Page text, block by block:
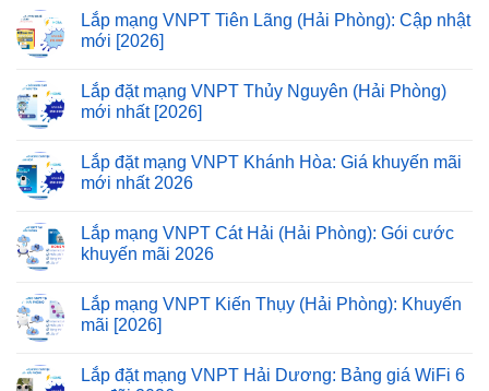
Lắp mạng VNPT Tiên Lãng (Hải Phòng): Cập nhật
mới [2026]
Lắp đặt mạng VNPT Thủy Nguyên (Hải Phòng)
mới nhất [2026]
Lắp đặt mạng VNPT Khánh Hòa: Giá khuyến mãi
mới nhất 2026
Lắp mạng VNPT Cát Hải (Hải Phòng): Gói cước
khuyến mãi 2026
Lắp mạng VNPT Kiến Thụy (Hải Phòng): Khuyến
mãi [2026]
Lắp đặt mạng VNPT Hải Dương: Bảng giá WiFi 6